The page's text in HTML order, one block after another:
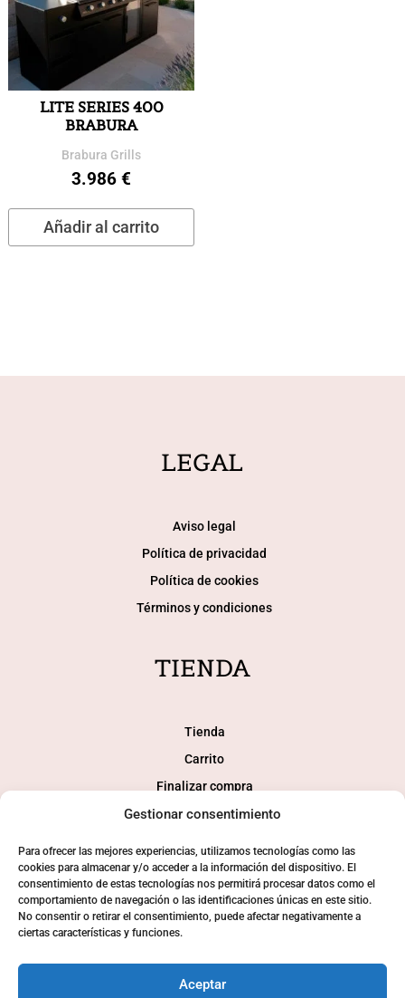
Gestionar consentimiento
Para ofrecer las mejores experiencias, utilizamos tecnologías como las
cookies para almacenar y/o acceder a la información del dispositivo. El
consentimiento de estas tecnologías nos permitirá procesar datos como el
comportamiento de navegación o las identificaciones únicas en este sitio.
No consentir o retirar el consentimiento, puede afectar negativamente a
ciertas características y funciones.
Aceptar
LITE SERIES 400
BRABURA
Brabura Grills
3.986€
Añadir al carrito
LEGAL
Aviso legal
Política de privacidad
Política de cookies
Términos y condiciones
TIENDA
Tienda
Carrito
Finalizar compra
Mi cuenta
SOCIAL